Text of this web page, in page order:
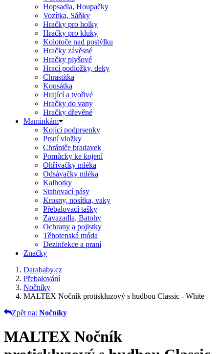
Hopsadla, Houpačky
Vozítka, Sáňky
Hračky pro holky
Hračky pro kluky
Kolotoče nad postýlku
Hračky závěsné
Hračky plyšové
Hrací podložky, deky
Chrastítka
Kousátka
Hrající a tvořivé
Hračky do vany
Hračky dřevěné
Maminkám
Kojící podprsenky
Prsní vložky
Chrániče bradavek
Pomůcky ke kojení
Ohřívačky mléka
Odsávačky mléka
Kalhotky
Stahovací pásy
Krosny, nosítka, vaky
Přebalovací tašky
Zavazadla, Batohy
Ochrany a pojistky
Těhotenská móda
Dezinfekce a praní
Značky
Darababy.cz
Přebalování
Nočníky
MALTEX Nočník protiskluzový s hudbou Classic - White
Zpět na: Nočníky
MALTEX Nočník